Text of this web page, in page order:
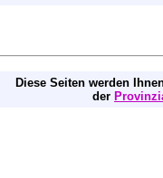
Diese Seiten werden
der